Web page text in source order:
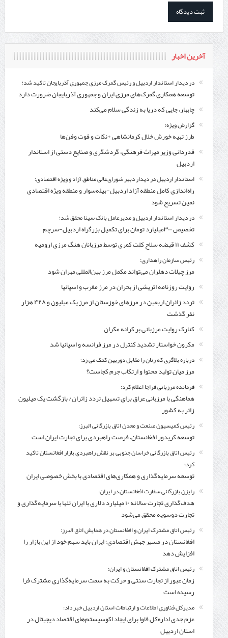
آخرین اخبار
در دیدار استاندار اردبیل و رئیس گمرک مرزی جمهوری آذربایجان تاکید شد؛
توسعه همکاری گمرک‌های مرزی ایران و جمهوری آذربایجان ضرورت دارد
چابهار، جایی که دریا به زندگی سلام می‌کند
گزارش ویژه؛
طرز تهیه خورش خلال کرمانشاهی +نکات و فوت وفن‌ها
قدردانی وزیر میراث فرهنگی، گردشگری و صنایع دستی از استاندار
اردبیل
استاندار اردبیل در دیدار دبیر شورای‌عالی مناطق آزاد و ویژه اقتصادی:
راه‌اندازی کامل منطقه آزاد اردبیل-بیله‌سوار و منطقه ویژه اقتصادی
نمین تسریع شود
در دیدار استاندار اردبیل و مدیرعامل بانک سینا محقق شد؛
تخصیص ۳۰۰میلیارد تومان برای تکمیل بزرگراه اردبیل-سرچم
کشف ۱۱ قبضه سلاح کلت کمری توسط مرزبانان هنگ مرزی ارومیه
رئیس سازمان راهداری:
مرز چیلات دهلران می‌تواند مکمل مرز بین‌المللی مهران شود
روایت روزنامه اتریشی از بحران در مرز مغرب و اسپانیا
تردد زائران اربعین در مرزهای خوزستان از مرز یک میلیون و ۴۲۸ هزار
نفر گذشت
کنارک روایت مرزبانی بر کرانه مکران
مکرون خواستار تشدید کنترل‌ در مرز فرانسه و اسپانیا شد
درباره بلاگری که زنان را مقابل دوربین کتک می زد؛
مرز میان تولید محتوا و ارتکاب جرم کجاست؟
فرمانده مرزبانی فراجا اعلام کرد:
هماهنگی با مرزبانی عراق برای تسهیل تردد زائران/ بازگشت یک میلیون
زائر به کشور
رئیس کمیسیون صنعت و معدن اتاق بازرگانی البرز:
توسعه کریدور افغانستان، فرصت راهبردی برای تجارت ایران است
رئیس اتاق بازرگانی خراسان جنوبی بر نقش راهبردی بازار افغانستان تاکید
کرد؛
توسعه سرمایه‌گذاری و همکاری‌های اقتصادی با بخش خصوصی ایران
رایزن بازرگانی سفارت افغانستان در ایران:
هدف‌گذاری تجارت سالانه ۱۰ میلیارد دلاری با ایران تنها با سرمایه‌گذاری و
تجارت دوسویه محقق می‌شود
رئیس اتاق مشترک ایران و افغانستان در همایش اتاق البرز:
افغانستان در مسیر جهش اقتصادی؛ ایران باید سهم خود از این بازار را
افزایش دهد
رئیس اتاق مشترک افغانستان و ایران:
زمان عبور از تجارت سنتی و حرکت به سمت سرمایه‌گذاری مشترک فرا
رسیده است
مدیرکل فناوری اطلاعات و ارتباطات استان اردبیل خبر داد:
عزم جدی اداره‌کل فاوا برای ایجاد اکوسیستم‌های اقتصاد دیجیتال در
استان اردبیل